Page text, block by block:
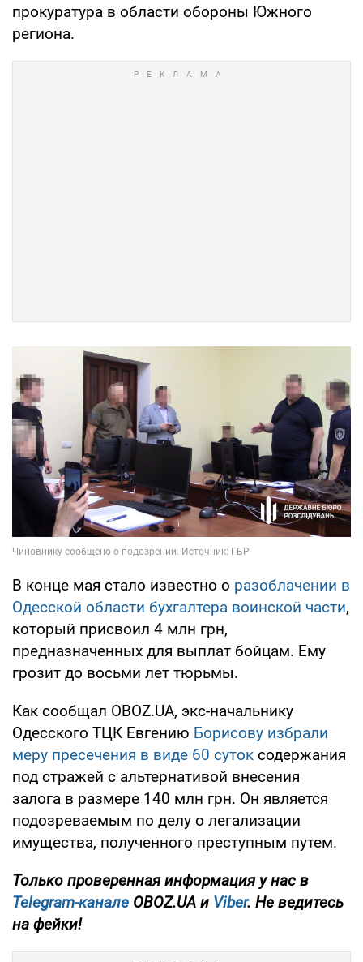
прокуратура в области обороны Южного
региона.
В конце мая стало известно о разоблачении в
Одесской области бухгалтера воинской части,
который присвоил 4 млн грн,
предназначенных для выплат бойцам. Ему
грозит до восьми лет тюрьмы.
Как сообщал OBOZ.UA, экс-начальнику
Одесского ТЦК Евгению Борисову избрали
меру пресечения в виде 60 суток содержания
под стражей с альтернативой внесения
залога в размере 140 млн грн. Он является
подозреваемым по делу о легализации
имущества, полученного преступным путем.
Только проверенная информация у нас в
Telegram-канале OBOZ.UA и Viber. Не ведитесь
на фейки!